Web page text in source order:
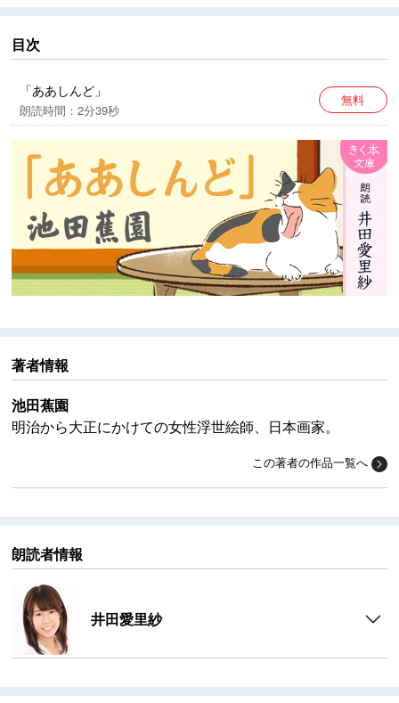
ますが、作品の時代背景と著者の意図を尊重し、その
ままの形で配信いたします。
目次
「ああしんど」
朗読時間：2分39秒
無料
著者情報
池田蕉園
明治から大正にかけての女性浮世絵師、日本画家。
この著者の作品一覧へ
朗読者情報
井田愛里紗